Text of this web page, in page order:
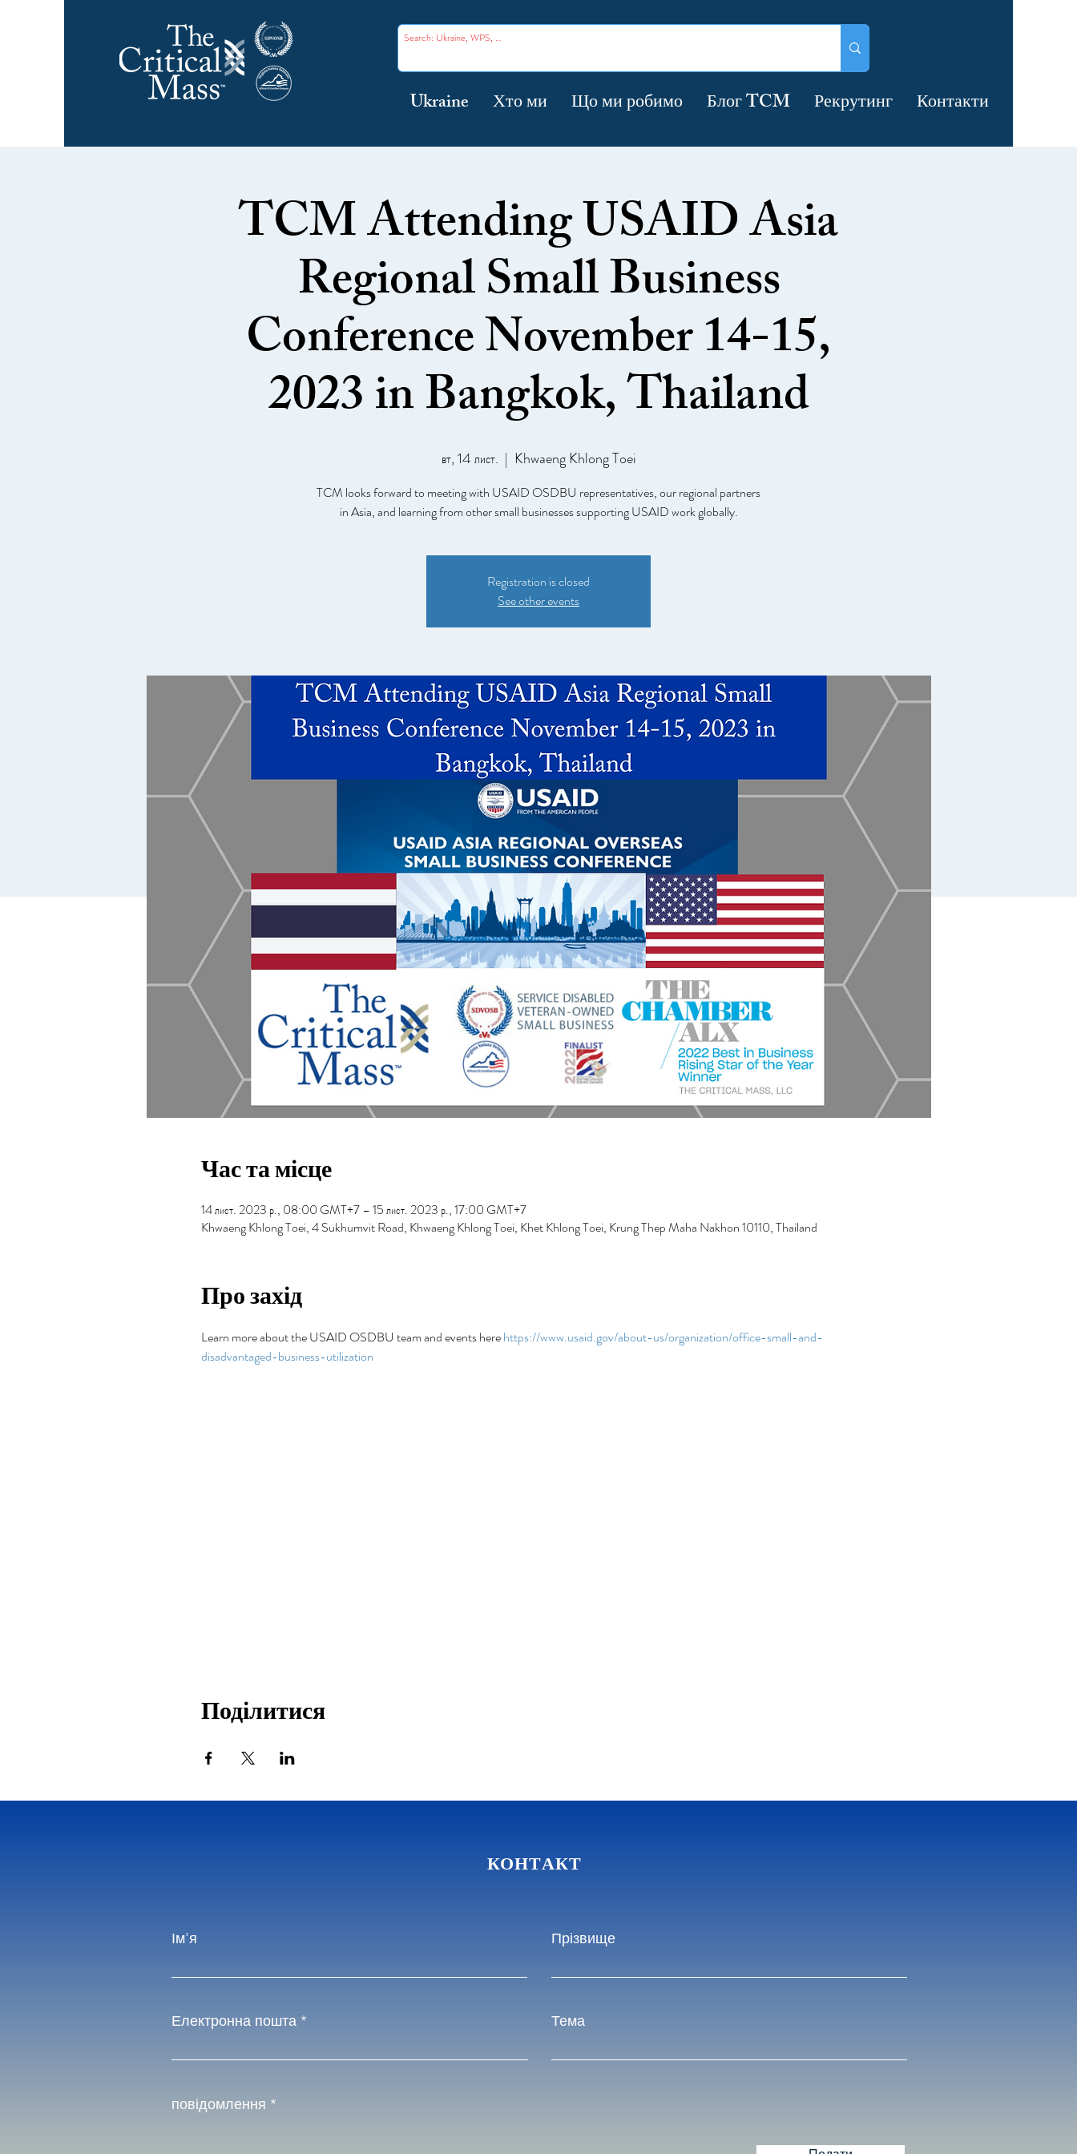
Ukraine Хто ми Що ми робимо Блог TCM Рекрутинг Контакти
TCM Attending USAID Asia
Regional Small Business
Conference November 14-15,
2023 in Bangkok, Thailand
вт, 14 лист.
  |
Khwaeng Khlong Toei
TCM looks forward to meeting with USAID OSDBU representatives, our regional partners
in Asia, and learning from other small businesses supporting USAID work globally.
Registration is closed
See other events
Час та місце
14 лист. 2023 р., 08:00 GMT+7 – 15 лист. 2023 р., 17:00 GMT+7
Khwaeng Khlong Toei, 4 Sukhumvit Road, Khwaeng Khlong Toei, Khet Khlong Toei, Krung Thep Maha Nakhon 10110, Thailand
Про захід
Learn more about the USAID OSDBU team and events here https://www.usaid.gov/about-us/organization/office-small-and-
disadvantaged-business-utilization
Поділитися
КОНТАКТ
Ім'я Прізвище
Електронна пошта Тема
повідомлення